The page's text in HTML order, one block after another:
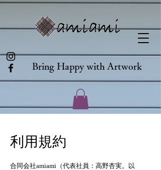
Bring Happy with Artwork
​利用規約
合同会社amiami（代表社員：高野杏実。以